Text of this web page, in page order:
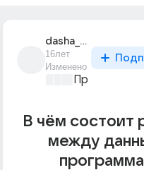
dasha_sukhareva_1
16лет
Изменено
В чём состоит
между